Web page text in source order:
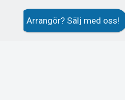
Arrangör? Sälj med oss!